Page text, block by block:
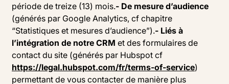
période de treize (13) mois.- De mesure d’audience
(générés par Google Analytics, cf chapitre
“Statistiques et mesures d’audience”).- Liés à
l’intégration de notre CRM et des formulaires de
contact du site (générés par Hubspot cf
https://legal.hubspot.com/fr/terms-of-service)
permettant de vous contacter de manière plus